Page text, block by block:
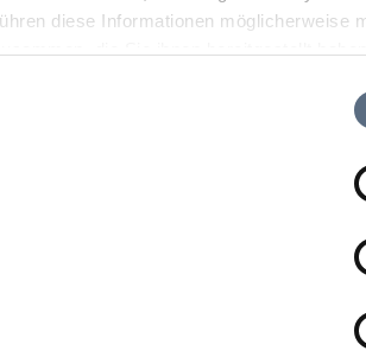
diese Informationen möglicherweise
Fun
direkt an der Talstation